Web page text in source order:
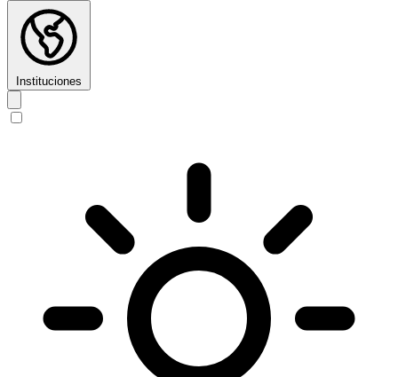
Instituciones